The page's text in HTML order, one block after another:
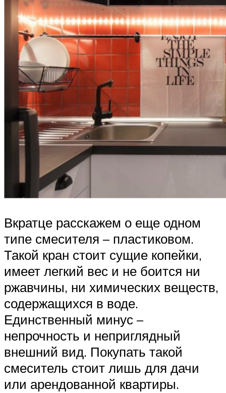
Вкратце расскажем о еще одном
типе смесителя – пластиковом.
Такой кран стоит сущие копейки,
имеет легкий вес и не боится ни
ржавчины, ни химических веществ,
содержащихся в воде.
Единственный минус –
непрочность и неприглядный
внешний вид. Покупать такой
смеситель стоит лишь для дачи
или арендованной квартиры.